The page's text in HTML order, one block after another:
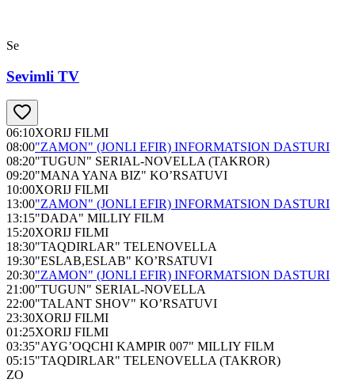
Se
Sevimli TV
06:10XORIJ FILMI
08:00"ZAMON" (JONLI EFIR) INFORMATSION DASTURI
08:20"TUGUN" SERIAL-NOVELLA (TAKROR)
09:20"MANA YANA BIZ" KO’RSATUVI
10:00XORIJ FILMI
13:00"ZAMON" (JONLI EFIR) INFORMATSION DASTURI
13:15"DADA" MILLIY FILM
15:20XORIJ FILMI
18:30"TAQDIRLAR" TELENOVELLA
19:30"ESLAB,ESLAB" KO’RSATUVI
20:30"ZAMON" (JONLI EFIR) INFORMATSION DASTURI
21:00"TUGUN" SERIAL-NOVELLA
22:00"TALANT SHOV" KO’RSATUVI
23:30XORIJ FILMI
01:25XORIJ FILMI
03:35"AYG’OQCHI KAMPIR 007" MILLIY FILM
05:15"TAQDIRLAR" TELENOVELLA (TAKROR)
ZO